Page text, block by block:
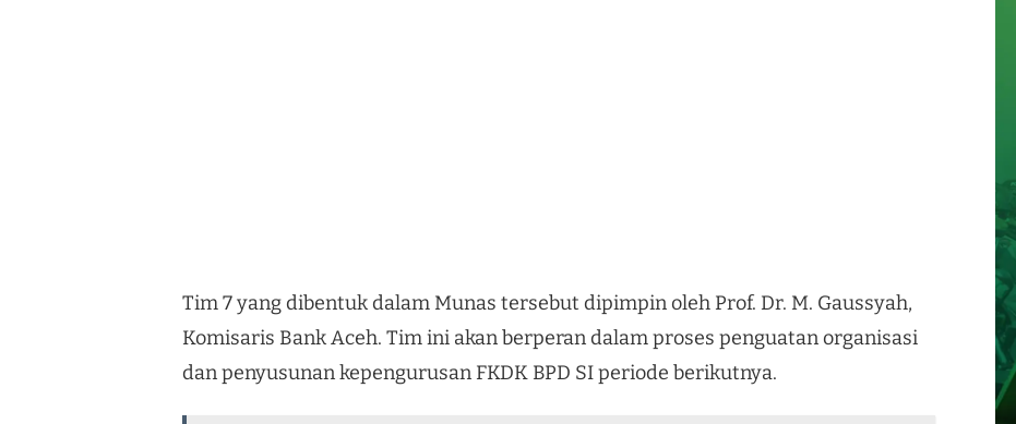
Tim 7 yang dibentuk dalam Munas tersebut dipimpin oleh Prof. Dr. M. Gaussyah,
Komisaris Bank Aceh. Tim ini akan berperan dalam proses penguatan organisasi
dan penyusunan kepengurusan FKDK BPD SI periode berikutnya.